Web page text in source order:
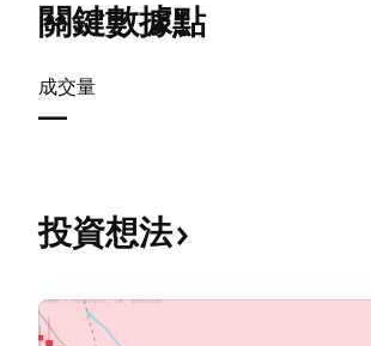
關鍵數據點
成交量
—
投資想法